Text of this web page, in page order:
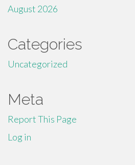
August 2026
Categories
Uncategorized
Meta
Report This Page
Log in